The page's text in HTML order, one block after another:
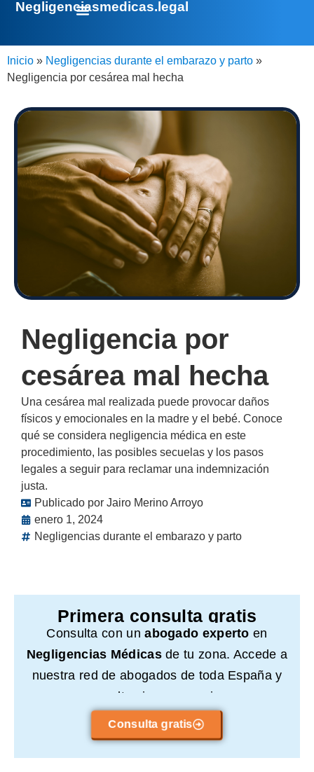
Negligenciasmedicas.legal
Inicio » Negligencias durante el embarazo y parto »
Negligencia por cesárea mal hecha
Negligencia por
cesárea mal hecha
Una cesárea mal realizada puede provocar daños
físicos y emocionales en la madre y el bebé. Conoce
qué se considera negligencia médica en este
procedimiento, las posibles secuelas y los pasos
legales a seguir para reclamar una indemnización
justa.
Publicado por Jairo Merino Arroyo
enero 1, 2024
Negligencias durante el embarazo y parto
Primera consulta gratis
Consulta con unabogado experto en
Negligencias Médicasde tu zona. Accede a
nuestra red de abogados de toda España y
consulta sin compromiso.
Consulta gratis